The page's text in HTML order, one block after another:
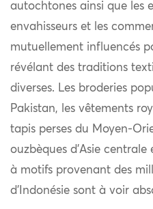
autochtones ainsi que les
envahisseurs et les
mutuellement influencés
révélant des traditions
diverses. Les broderies
Pakistan, les vêtements
tapis perses du Moyen-
ouzbèques d’Asie
à motifs provenant des
d’Indonésie sont à voir